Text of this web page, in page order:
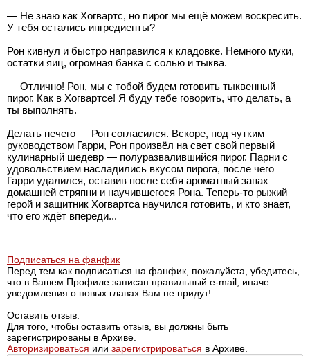
— Не знаю как Хогвартс, но пирог мы ещё можем воскресить.
У тебя остались ингредиенты?
Рон кивнул и быстро направился к кладовке. Немного муки,
остатки яиц, огромная банка с солью и тыква.
— Отлично! Рон, мы с тобой будем готовить тыквенный
пирог. Как в Хогвартсе! Я буду тебе говорить, что делать, а
ты выполнять.
Делать нечего — Рон согласился. Вскоре, под чутким
руководством Гарри, Рон произвёл на свет свой первый
кулинарный шедевр — полуразвалившийся пирог. Парни с
удовольствием насладились вкусом пирога, после чего
Гарри удалился, оставив после себя ароматный запах
домашней стряпни и научившегося Рона. Теперь-то рыжий
герой и защитник Хогвартса научился готовить, и кто знает,
что его ждёт впереди...
Подписаться на фанфик
Перед тем как подписаться на фанфик, пожалуйста, убедитесь,
что в Вашем Профиле записан правильный e-mail, иначе
уведомления о новых главах Вам не придут!
Оставить отзыв:
Для того, чтобы оставить отзыв, вы должны быть
зарегистрированы в Архиве.
Авторизироваться или зарегистрироваться в Архиве.